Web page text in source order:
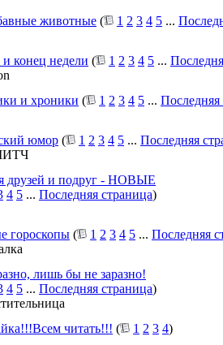
животные ( 1 2 3 4 5 ...
конец недели ( 1 2 3 4 5 ...
и хроники ( 1 2 3 4 5 ... Последняя
юмор ( 1 2 3 4 5 ... Последняя
друзей и подруг - НОВЫЕ
4 5 ... Последняя страница)
гороскопы ( 1 2 3 4 5 ... Последняя
лишь бы не заразно!
4 5 ... Последняя страница)
читать!!! ( 1 2 3 4)